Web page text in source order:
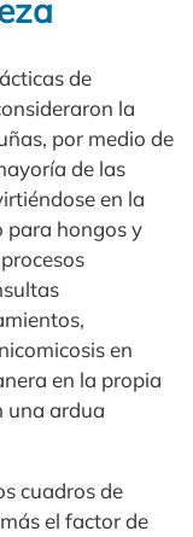
de
la
por medio de
de las
en la
para hongos y
en
en la propia
una ardua
cuadros de
el factor de